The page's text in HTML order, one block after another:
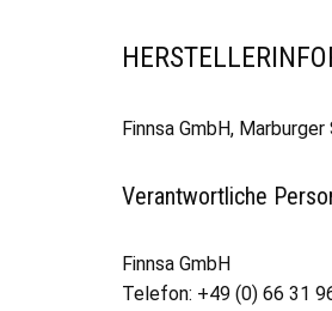
Finnsa GmbH,
Verantwortliche
Finnsa GmbH
Telefon: +49 (0) 66 31